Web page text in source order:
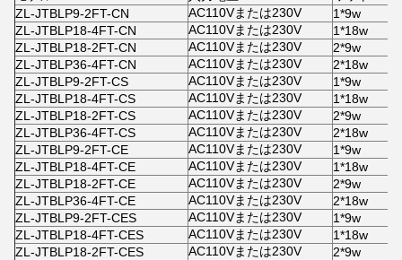
ZL-JTBLP9-2FT-CN
AC110Vまたは230V
1*9w
ZL-JTBLP18-4FT-CN
AC110Vまたは230V
1*18w
ZL-JTBLP18-2FT-CN
AC110Vまたは230V
2*9w
ZL-JTBLP36-4FT-CN
AC110Vまたは230V
2*18w
ZL-JTBLP9-2FT-CS
AC110Vまたは230V
1*9w
ZL-JTBLP18-4FT-CS
AC110Vまたは230V
1*18w
ZL-JTBLP18-2FT-CS
AC110Vまたは230V
2*9w
ZL-JTBLP36-4FT-CS
AC110Vまたは230V
2*18w
ZL-JTBLP9-2FT-CE
AC110Vまたは230V
1*9w
ZL-JTBLP18-4FT-CE
AC110Vまたは230V
1*18w
ZL-JTBLP18-2FT-CE
AC110Vまたは230V
2*9w
ZL-JTBLP36-4FT-CE
AC110Vまたは230V
2*18w
ZL-JTBLP9-2FT-CES
AC110Vまたは230V
1*9w
ZL-JTBLP18-4FT-CES
AC110Vまたは230V
1*18w
ZL-JTBLP18-2FT-CES
AC110Vまたは230V
2*9w